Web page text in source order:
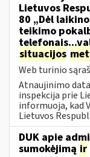
Lietuvos
80 „Dėl
teikimo
situacijos
Web turinio
Atnaujinimo
inspekcija prie
informuoja, kad
Lietuvos
DUK apie
sumokėjimą ir